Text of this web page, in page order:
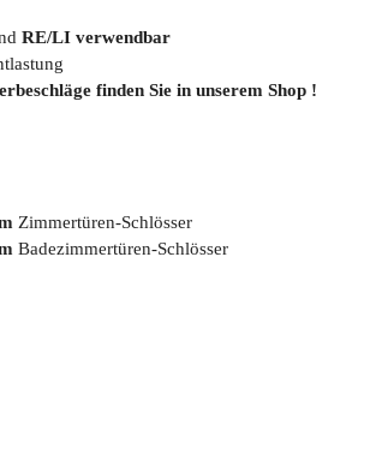
RE/LI verwendbar
finden Sie in unserem Shop !
Zimmertüren-Schlösser
Badezimmertüren-Schlösser